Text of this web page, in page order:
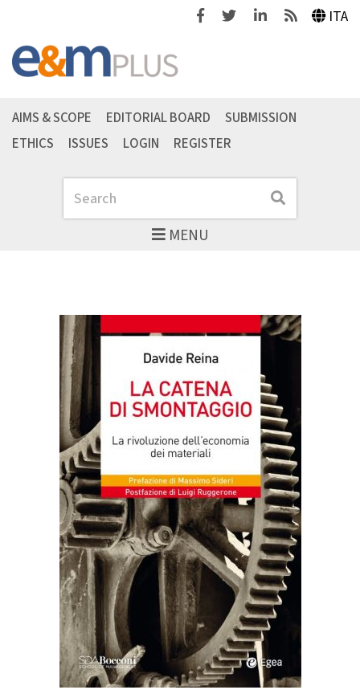
FacebookTwitterLinkedinFeeds ITA
MENU
Search Search
AIMS & SCOPE EDITORIAL BOARD
SUBMISSION
ETHICS
ISSUES LOGIN REGISTER